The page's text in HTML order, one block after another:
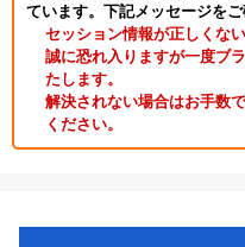
ています。下記メッセージをご
セッション情報が正しくな
誠に恐れ入りますが一度ブ
たします。
解決されない場合はお手数
ください。